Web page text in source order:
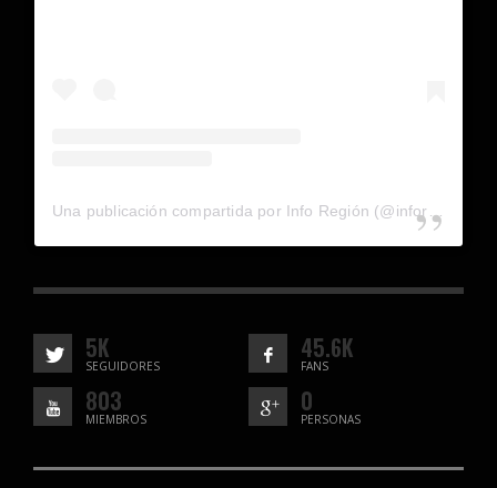
5K
SEGUIDORES
45.6K
FANS
803
MIEMBROS
0
PERSONAS